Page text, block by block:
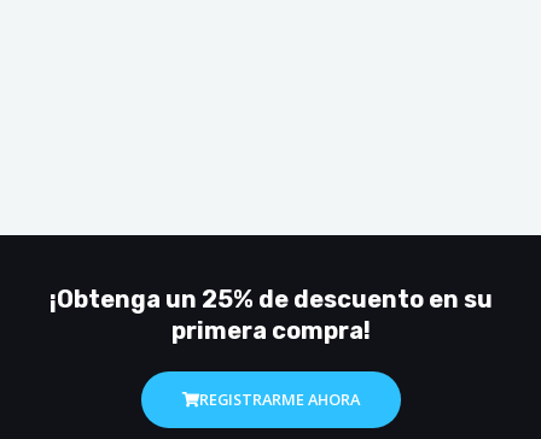
¡Obtenga un 25% de descuento en su
primera compra!
REGISTRARME AHORA